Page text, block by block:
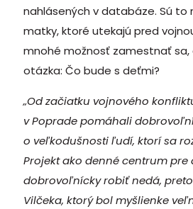
nahlásených v databáze. Sú to
matky, ktoré utekajú pred
mnohé možnosť zamestnať
otázka: Čo bude s deťmi?
„Od začiatku vojnového
v Poprade pomáhali
o veľkodušnosti ľudí, ktorí sa
Projekt ako denné centrum pre
dobrovoľnícky robiť nedá,
Vilčeka, ktorý bol myšlienke